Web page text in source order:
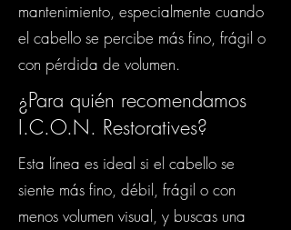
mantenimiento, especialmente cuando
el cabello se percibe más fino, frágil o
con pérdida de volumen.
¿Para quién recomendamos
I.C.O.N. Restoratives?
Esta línea es ideal si el cabello se
siente más fino, débil, frágil o con
menos volumen visual, y buscas una